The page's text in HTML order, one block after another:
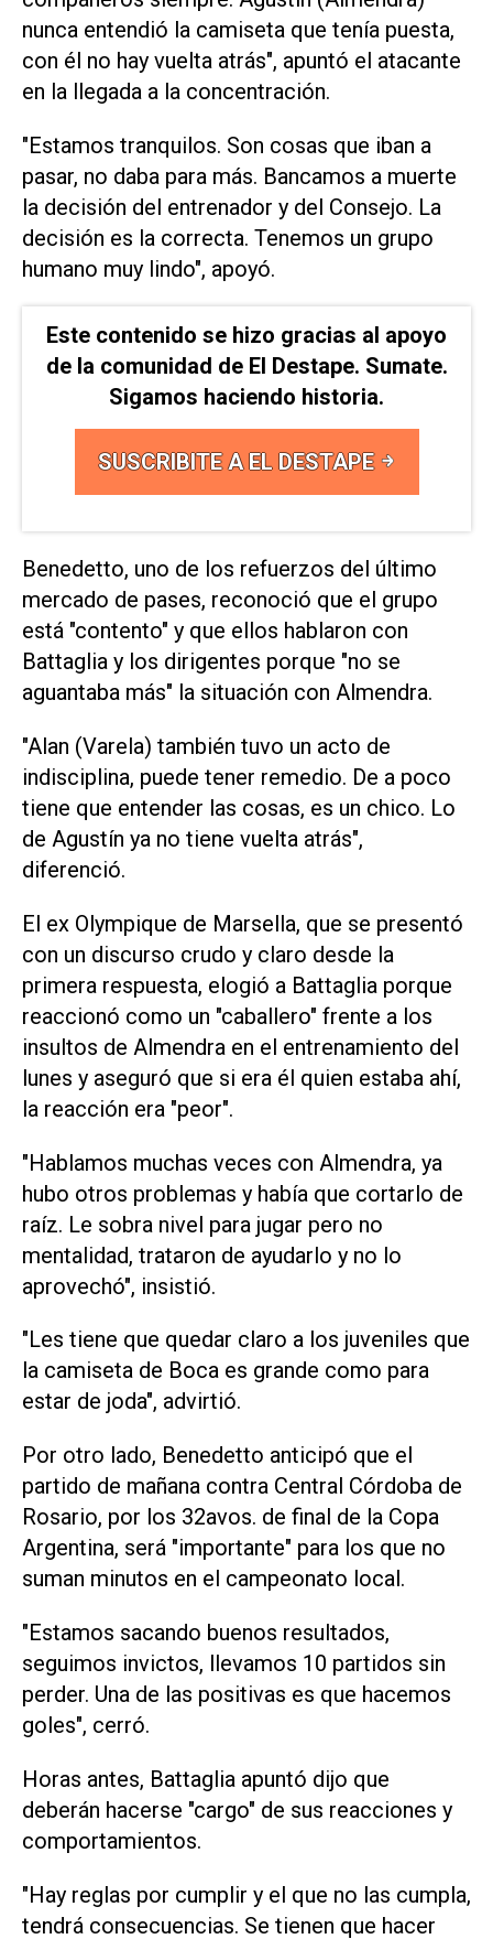
nunca entendió la camiseta que tenía puesta,
con él no hay vuelta atrás", apuntó el atacante
en la llegada a la concentración.
"Estamos tranquilos. Son cosas que iban a
pasar, no daba para más. Bancamos a muerte
la decisión del entrenador y del Consejo. La
decisión es la correcta. Tenemos un grupo
humano muy lindo", apoyó.
Este contenido se hizo gracias al apoyo
de la comunidad de El Destape. Sumate.
Sigamos haciendo historia.
SUSCRIBITE A EL DESTAPE
Benedetto, uno de los refuerzos del último
mercado de pases, reconoció que el grupo
está "contento" y que ellos hablaron con
Battaglia y los dirigentes porque "no se
aguantaba más" la situación con Almendra.
"Alan (Varela) también tuvo un acto de
indisciplina, puede tener remedio. De a poco
tiene que entender las cosas, es un chico. Lo
de Agustín ya no tiene vuelta atrás",
diferenció.
El ex Olympique de Marsella, que se presentó
con un discurso crudo y claro desde la
primera respuesta, elogió a Battaglia porque
reaccionó como un "caballero" frente a los
insultos de Almendra en el entrenamiento del
lunes y aseguró que si era él quien estaba ahí,
la reacción era "peor".
"Hablamos muchas veces con Almendra, ya
hubo otros problemas y había que cortarlo de
raíz. Le sobra nivel para jugar pero no
mentalidad, trataron de ayudarlo y no lo
aprovechó", insistió.
"Les tiene que quedar claro a los juveniles que
la camiseta de Boca es grande como para
estar de joda", advirtió.
Por otro lado, Benedetto anticipó que el
partido de mañana contra Central Córdoba de
Rosario, por los 32avos. de final de la Copa
Argentina, será "importante" para los que no
suman minutos en el campeonato local.
"Estamos sacando buenos resultados,
seguimos invictos, llevamos 10 partidos sin
perder. Una de las positivas es que hacemos
goles", cerró.
Horas antes, Battaglia apuntó dijo que
deberán hacerse "cargo" de sus reacciones y
comportamientos.
"Hay reglas por cumplir y el que no las cumpla,
tendrá consecuencias. Se tienen que hacer